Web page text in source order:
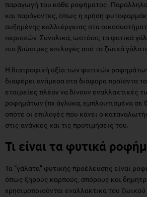
περιοχών. Συνολικά, ωστόσο, τα φυτικά
πιο βιώσιμες επιλογές από το ζωικά
Η διατροφική αξία των φυτικών
διαφέρει ανάμεσα στα διάφορα προϊόντα
ροφημάτων (πχ άγλυκα, εμπλουτισμένα σε
οπότε οι επιλογές που κάνει ο
στις ανάγκες και τις προτιμήσεις του.
Τι είναι τα φυτικά
όπως ξηρούς καρπούς, σπόρους και
τέτοιων προϊόντων προσπαθούν να
και τα διάφορα άλλα χαρακτηριστικά του
χρήσιμο συστατικό στο μαγείρεμα, στον